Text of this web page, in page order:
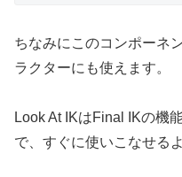
ちなみにこのコンポーネ
ラクターにも使えます。
Look At IKはFinal IKの機
で、すぐに使いこなせる